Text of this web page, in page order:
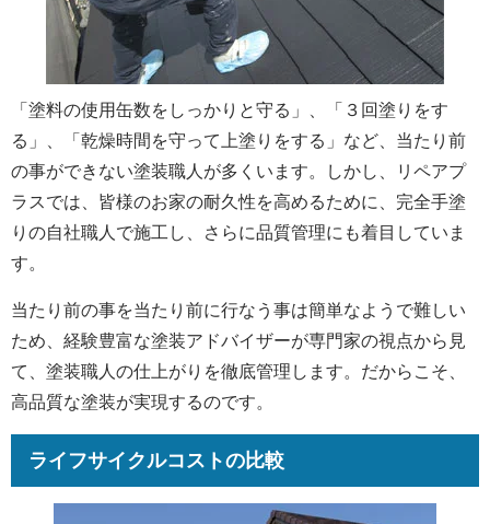
「塗料の使用缶数をしっかりと守る」、「３回塗りをす
る」、「乾燥時間を守って上塗りをする」など、当たり前
の事ができない塗装職人が多くいます。しかし、リペアプ
ラスでは、皆様のお家の耐久性を高めるために、完全手塗
りの自社職人で施工し、さらに品質管理にも着目していま
す。
当たり前の事を当たり前に行なう事は簡単なようで難しい
ため、経験豊富な塗装アドバイザーが専門家の視点から見
て、塗装職人の仕上がりを徹底管理します。だからこそ、
高品質な塗装が実現するのです。
ライフサイクルコストの比較